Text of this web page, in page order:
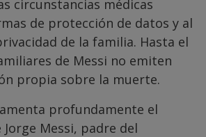
circunstancias médicas
de protección de datos y al
de la familia. Hasta el
de Messi no emiten
propia sobre la muerte.
profundamente el
Messi, padre del